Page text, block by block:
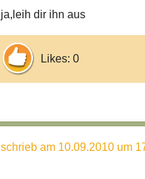
ja,leih dir ihn aus
Likes: 0
schrieb am 10.09.2010 um